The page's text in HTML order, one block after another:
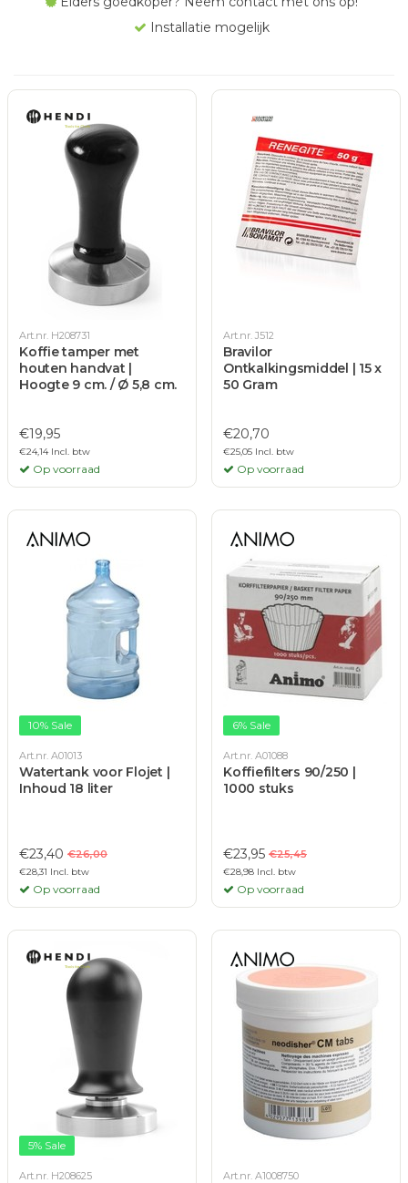
Installatie mogelijk
Art.nr. H208731
Koffie tamper met
houten handvat |
Hoogte 9 cm. / Ø 5,8 cm.
€19,95
€24,14 Incl. btw
Op voorraad
Art.nr. J512
Bravilor
Ontkalkingsmiddel | 15 x
50 Gram
€20,70
€25,05 Incl. btw
Op voorraad
10% Sale
Art.nr. A01013
Watertank voor Flojet |
Inhoud 18 liter
€23,40 €26,00
€28,31 Incl. btw
Op voorraad
6% Sale
Art.nr. A01088
Koffiefilters 90/250 |
1000 stuks
€23,95 €25,45
€28,98 Incl. btw
Op voorraad
5% Sale
Art.nr. H208625 Art.nr. A1008750